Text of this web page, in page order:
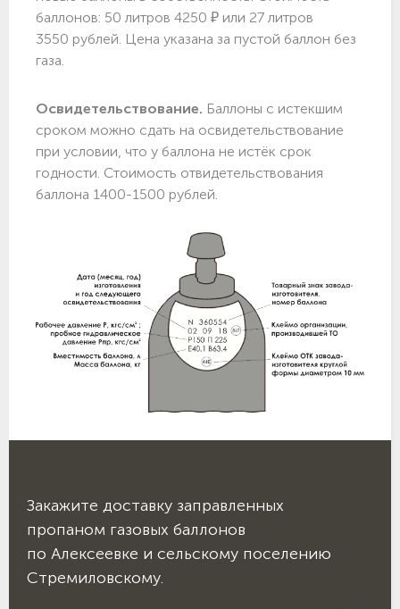
баллонов: 50 литров 4250 ₽ или 27 литров
3550 рублей. Цена указана за пустой баллон без
газа.
Освидетельствование. Баллоны с истекшим
сроком можно сдать на освидетельствование
при условии, что у баллона не истёк срок
годности. Стоимость отвидетельствования
баллона 1400-1500 рублей.
Закажите доставку заправленных
пропаном газовых баллонов
по Алексеевке и сельскому поселению
Стремиловскому.